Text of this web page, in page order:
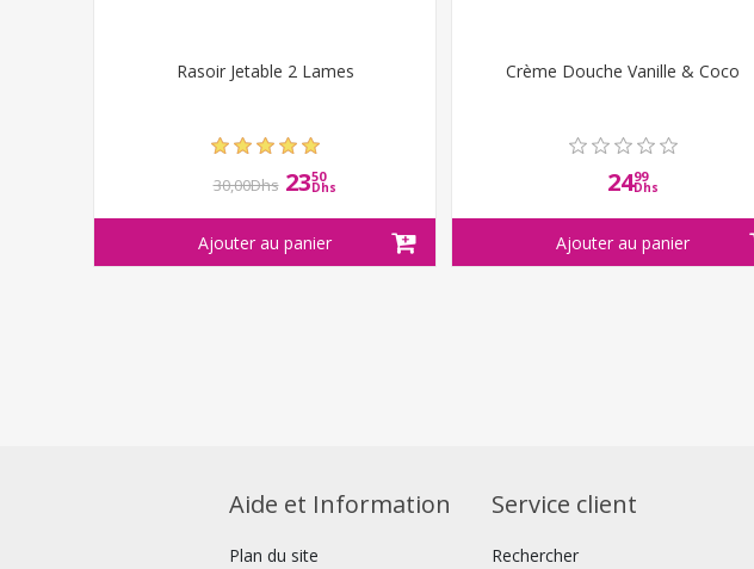
Rasoir Jetable 2 Lames
30,00Dhs 2350
Dhs
Crème Douche Vanille & Coco
2499
Dhs
Aide et Information
Plan du site
Service client
Rechercher